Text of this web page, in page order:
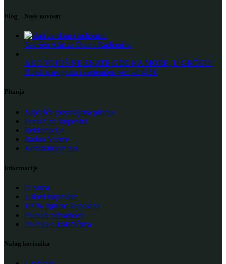
Blog – Naše novosti
Savršen Alat za Dom i Radionicu
AKO VI JOŠ NE ZNATE GDE NA MORE, U GRČKU!
Hoteli u avgustu i septembru već od 415€
Pitanja
Najčešće postavljena pitanja
Pomoć pri kupovini
Reklamacije
Radno Vreme
Kontaktirajte nas
Informacije
O nama
Uslovi kupovine
100% sigurna kupovina
Politika privatnosti
Politika o kolačićima
Nalog korisnika